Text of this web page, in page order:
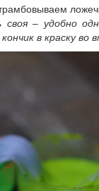
– удобно
в краску во